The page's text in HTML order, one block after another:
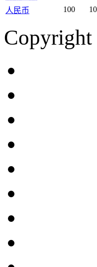
人民币
100
Copyright